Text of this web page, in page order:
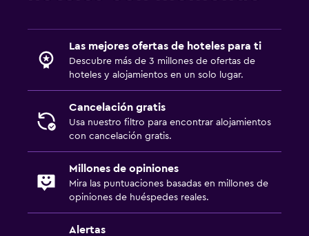
Terraza/patio
Sillas de playa
Salud y seguridad
Cámaras CCTV en el exterior
Las mejores ofertas de hoteles para ti
Descubre más de 3 millones de ofertas de
hoteles y alojamientos en un solo lugar.
Cancelación gratis
Usa nuestro filtro para encontrar alojamientos
con cancelación gratis.
Millones de opiniones
Mira las puntuaciones basadas en millones de
opiniones de huéspedes reales.
Alertas